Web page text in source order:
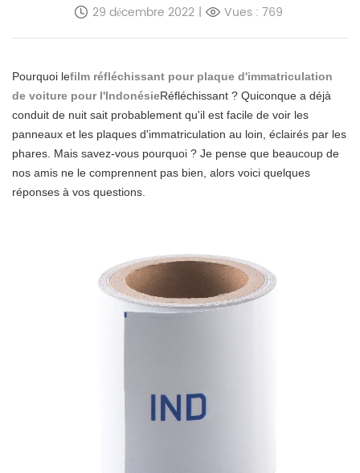
29 décembre 2022 | Vues : 769
Pourquoi lefilm réfléchissant pour plaque d'immatriculation
de voiture pour l'IndonésieRéfléchissant ? Quiconque a déjà
conduit de nuit sait probablement qu'il est facile de voir les
panneaux et les plaques d'immatriculation au loin, éclairés par les
phares. Mais savez-vous pourquoi ? Je pense que beaucoup de
nos amis ne le comprennent pas bien, alors voici quelques
réponses à vos questions.